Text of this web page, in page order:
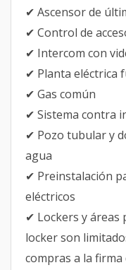
✔ Ascensor de
✔ Control de
✔ Intercom con
✔ Planta eléctrica
✔ Gas común
✔ Sistema contra
✔ Pozo tubular y
agua
✔ Preinstalación
eléctricos
✔ Lockers y áreas
locker son
compras a la